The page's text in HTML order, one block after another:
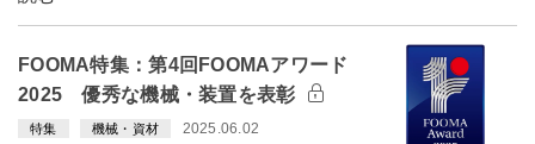
FOOMA特集：第4回FOOMAアワード
2025 優秀な機械・装置を表彰
特集 機械・資材 2025.06.02